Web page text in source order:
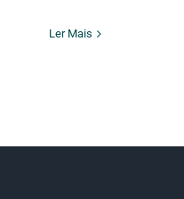
Ler Mais